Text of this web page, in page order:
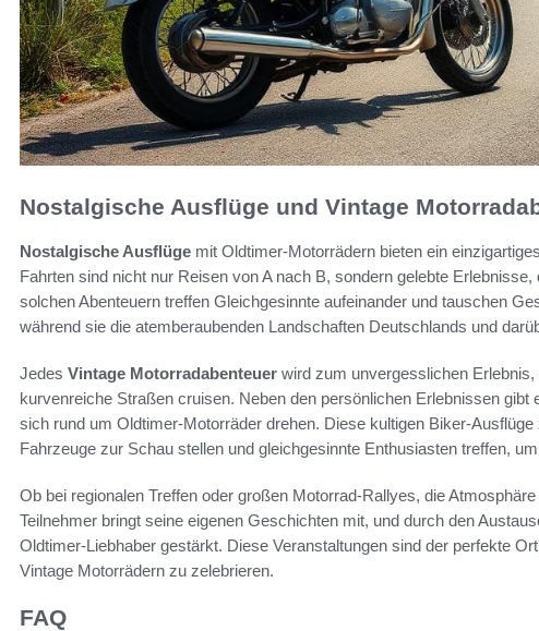
Nostalgische Ausflüge und Vintage
Nostalgische Ausflüge mit Oldtimer-Motorrädern bieten ein
Fahrten sind nicht nur Reisen von A nach B, sondern gelebte
solchen Abenteuern treffen Gleichgesinnte aufeinander und tauschen
während sie die atemberaubenden Landschaften Deutschlands und
Jedes Vintage Motorradabenteuer wird zum unvergesslichen
kurvenreiche Straßen cruisen. Neben den persönlichen Erlebnissen gibt
sich rund um Oldtimer-Motorräder drehen. Diese kultigen Biker-
Fahrzeuge zur Schau stellen und gleichgesinnte Enthusiasten treffen,
Ob bei regionalen Treffen oder großen Motorrad-Rallyes, die
Teilnehmer bringt seine eigenen Geschichten mit, und durch den
Oldtimer-Liebhaber gestärkt. Diese Veranstaltungen sind der perfekte
Vintage Motorrädern zu zelebrieren.
FAQ